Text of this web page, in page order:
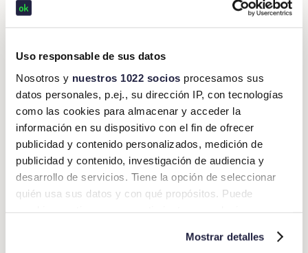
Uso responsable de sus datos
Nosotros y nuestros 1022 socios procesamos sus
datos personales, p.ej., su dirección IP, con tecnologías
como las cookies para almacenar y acceder la
información en su dispositivo con el fin de ofrecer
publicidad y contenido personalizados, medición de
publicidad y contenido, investigación de audiencia y
desarrollo de servicios. Tiene la opción de seleccionar
quién usa sus datos y con qué propósitos. Puede
Mostrar detalles
registra y digitaliza conforme a los lineamientos del
Monitoreo de gastos de viaje en tiempo real. Esto
permite detectar y corregir desviaciones
presupuestarias de inmediato.
Beneficios de Okticket para la
solicitud de viáticos
Cumplimiento fiscal garantizado. Los